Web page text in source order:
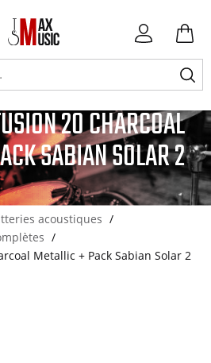
Mon
20 CHARCOAL
SABIAN SOLAR 2
acoustiques
Metallic + Pack Sabian Solar 2